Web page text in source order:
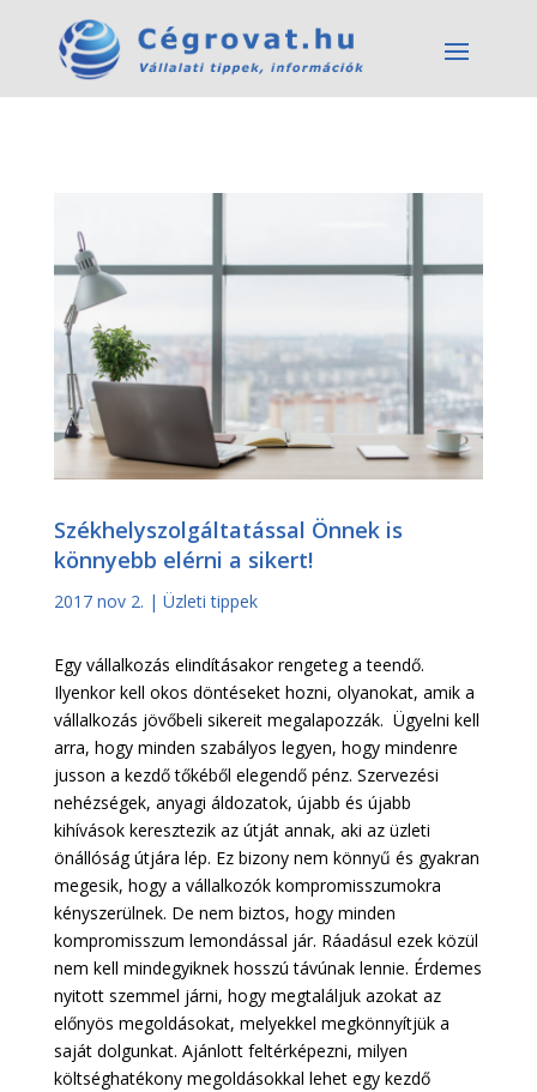
Székhelyszolgáltatással Önnek is
könnyebb elérni a sikert!
2017 nov 2. | Üzleti tippek
Egy vállalkozás elindításakor rengeteg a teendő.
Ilyenkor kell okos döntéseket hozni, olyanokat, amik a
vállalkozás jövőbeli sikereit megalapozzák. Ügyelni kell
arra, hogy minden szabályos legyen, hogy mindenre
jusson a kezdő tőkéből elegendő pénz. Szervezési
nehézségek, anyagi áldozatok, újabb és újabb
kihívások keresztezik az útját annak, aki az üzleti
önállóság útjára lép. Ez bizony nem könnyű és gyakran
megesik, hogy a vállalkozók kompromisszumokra
kényszerülnek. De nem biztos, hogy minden
kompromisszum lemondással jár. Ráadásul ezek közül
nem kell mindegyiknek hosszú távúnak lennie. Érdemes
nyitott szemmel járni, hogy megtaláljuk azokat az
előnyös megoldásokat, melyekkel megkönnyítjük a
saját dolgunkat. Ajánlott feltérképezni, milyen
költséghatékony megoldásokkal lehet egy kezdő